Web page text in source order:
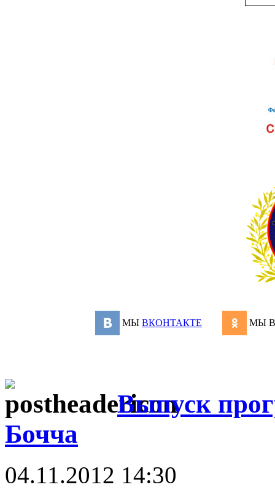
МЫ ВКОНТАКТЕ МЫ
Выпуск
Бочча
04.11.2012 14:30